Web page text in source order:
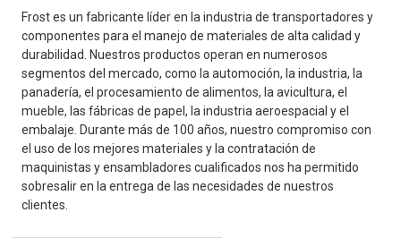
Frost es un fabricante líder en la industria de transportadores y
componentes para el manejo de materiales de alta calidad y
durabilidad. Nuestros productos operan en numerosos
segmentos del mercado, como la automoción, la industria, la
panadería, el procesamiento de alimentos, la avicultura, el
mueble, las fábricas de papel, la industria aeroespacial y el
embalaje. Durante más de 100 años, nuestro compromiso con
el uso de los mejores materiales y la contratación de
maquinistas y ensambladores cualificados nos ha permitido
sobresalir en la entrega de las necesidades de nuestros
clientes.